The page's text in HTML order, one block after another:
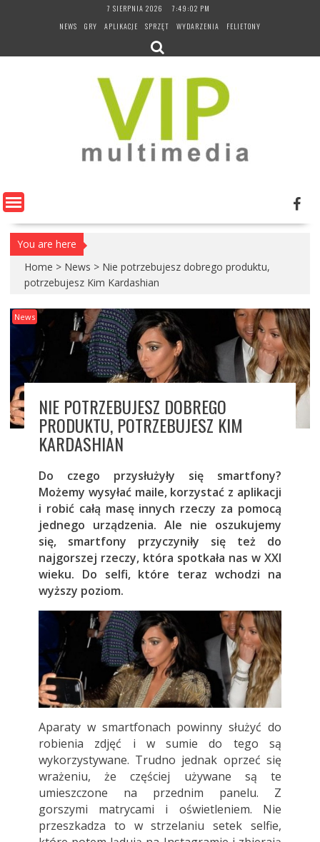
7 SIERPNIA 2026
7:49:03 PM
NEWS
GRY APLIKACJE SPRZĘT WYDARZENIA FELIETONY
You are here
Home > News > Nie potrzebujesz dobrego produktu,
potrzebujesz Kim Kardashian
News
NIE POTRZEBUJESZ DOBREGO
PRODUKTU, POTRZEBUJESZ KIM
KARDASHIAN
Do czego przysłużyły się smartfony?
Możemy wysyłać maile, korzystać z aplikacji
i robić całą masę innych rzeczy za pomocą
jednego urządzenia. Ale nie oszukujemy
się, smartfony przyczyniły się też do
najgorszej rzeczy, która spotkała nas w XXI
wieku. Do selfi, które teraz wchodzi na
wyższy poziom.
Aparaty w smartfonach powinny służyć do
robienia zdjęć i w sumie do tego są
wykorzystywane. Trudno jednak oprzeć się
wrażeniu, że częściej używane są te
umieszczone na przednim panelu. Z
gorszymi matrycami i oświetleniem. Nie
przeszkadza to w strzelaniu setek selfie,